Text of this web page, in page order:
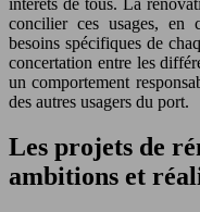
concilier ces usages, en
besoins spécifiques de
concertation entre les
un comportement
des autres usagers du port.
Les projets de
ambitions et